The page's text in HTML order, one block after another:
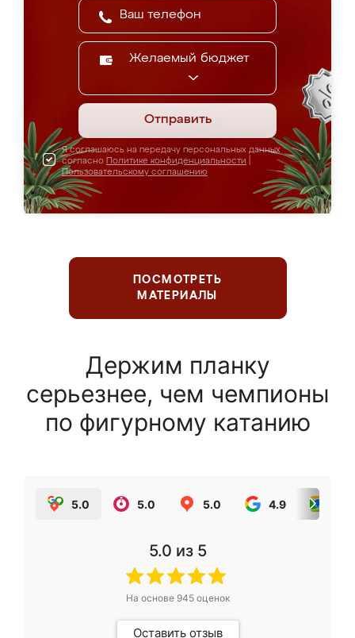
Желаемый бюджет
Отправить
Я соглашаюсь на передачу персональных данных
согласно Политике конфиденциальности
Пользовательскому соглашению
ПОСМОТРЕТЬ
МАТЕРИАЛЫ
Держим планку
серьезнее, чем чемпионы
по фигурному катанию
5.0 5.0 5.0 4.9
5.0 из 5
На основе 945оценок
Оставить отзыв